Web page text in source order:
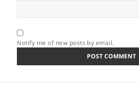
Notify me of new posts by email.